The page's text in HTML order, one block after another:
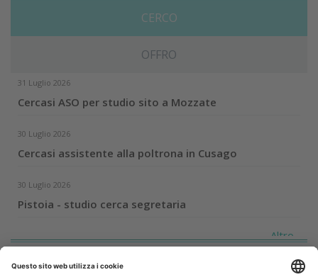
CERCO
OFFRO
31 Luglio 2026
Cercasi ASO per studio sito a Mozzate
30 Luglio 2026
Cercasi assistente alla poltrona in Cusago
30 Luglio 2026
Pistoia - studio cerca segretaria
Altro...